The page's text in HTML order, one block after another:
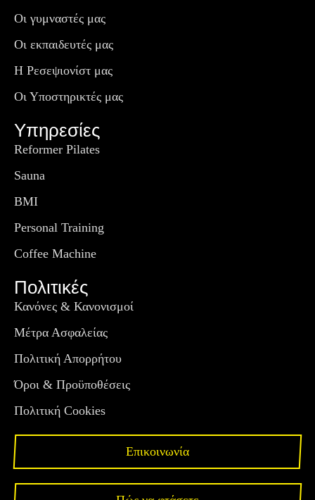
Οι γυμναστές μας
Οι εκπαιδευτές μας
Η Ρεσεψιονίστ μας
Οι Υποστηρικτές μας
Υπηρεσίες
Reformer Pilates
Sauna
BMI
Personal Training
Coffee Machine
Πολιτικές
Κανόνες & Κανονισμοί
Μέτρα Ασφαλείας
Πολιτική Απορρήτου
Όροι & Προϋποθέσεις
Πολιτική Cookies
Επικοινωνία